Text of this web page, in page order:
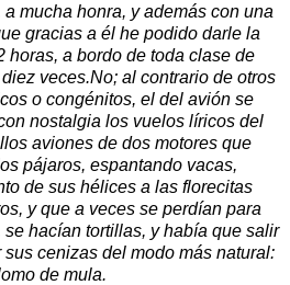
mucha honra, y además con una
gracias a él he podido darle la
horas, a bordo de toda clase de
veces.No; al contrario de otros
o congénitos, el del avión se
nostalgia los vuelos líricos del
aviones de dos motores que
pájaros, espantando vacas,
de sus hélices a las florecitas
y que a veces se perdían para
hacían tortillas, y había que salir
cenizas del modo más natural:
de mula.